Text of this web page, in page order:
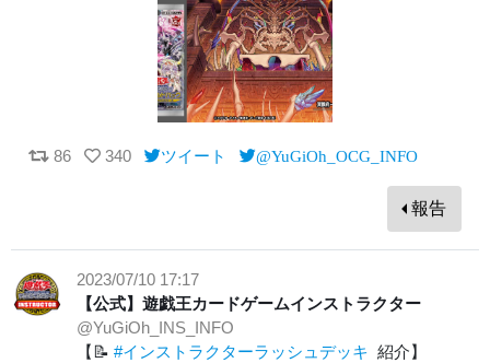
86 340 ツイート @YuGiOh_OCG_INFO
報告
2023/07/10 17:17
【公式】遊戯王カードゲームインストラクター
@YuGiOh_INS_INFO
【📝 #インストラクターラッシュデッキ 紹介】